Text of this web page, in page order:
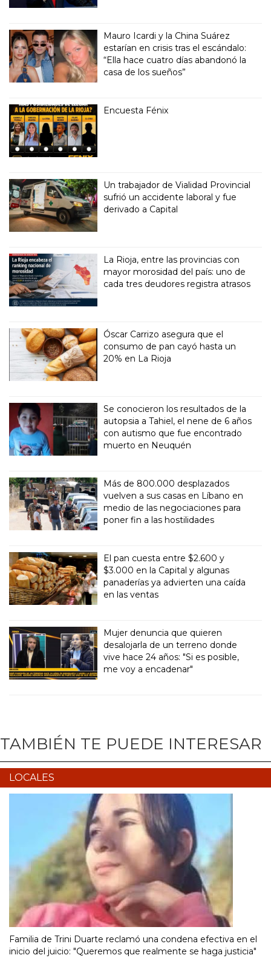
Mauro Icardi y la China Suárez
estarían en crisis tras el escándalo:
“Ella hace cuatro días abandonó la
casa de los sueños”
Encuesta Fénix
Un trabajador de Vialidad Provincial
sufrió un accidente laboral y fue
derivado a Capital
La Rioja, entre las provincias con
mayor morosidad del país: uno de
cada tres deudores registra atrasos
Óscar Carrizo asegura que el
consumo de pan cayó hasta un
20% en La Rioja
Se conocieron los resultados de la
autopsia a Tahiel, el nene de 6 años
con autismo que fue encontrado
muerto en Neuquén
Más de 800.000 desplazados
vuelven a sus casas en Líbano en
medio de las negociaciones para
poner fin a las hostilidades
El pan cuesta entre $2.600 y
$3.000 en la Capital y algunas
panaderías ya advierten una caída
en las ventas
Mujer denuncia que quieren
desalojarla de un terreno donde
vive hace 24 años: "Si es posible,
me voy a encadenar"
TAMBIÉN TE PUEDE INTERESAR
LOCALES
Familia de Trini Duarte reclamó una condena efectiva en el
inicio del juicio: "Queremos que realmente se haga justicia"